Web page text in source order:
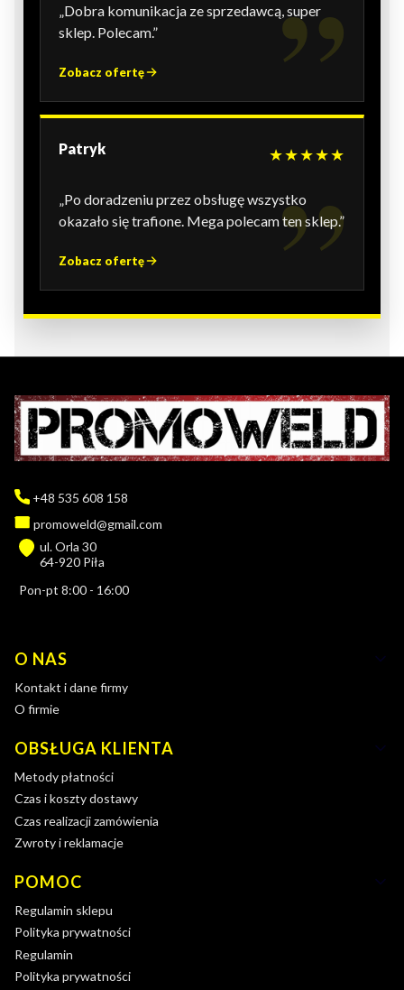
„Dobra komunikacja ze sprzedawcą, super
sklep. Polecam.”
Zobacz ofertę
Patryk ★★★★★
„Po doradzeniu przez obsługę wszystko
okazało się trafione. Mega polecam ten sklep.”
Zobacz ofertę
+48 535 608 158
promoweld@gmail.com
ul. Orla 30
64-920 Piła
Pon-pt 8:00 - 16:00
Linki w stopce
O NAS
Kontakt i dane firmy
O firmie
OBSŁUGA KLIENTA
Metody płatności
Czas i koszty dostawy
Czas realizacji zamówienia
Zwroty i reklamacje
POMOC
Regulamin sklepu
Polityka prywatności
Regulamin
Polityka prywatności